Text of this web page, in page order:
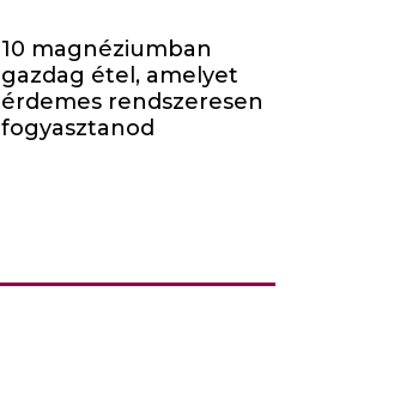
10 magnéziumban
gazdag étel, amelyet
érdemes rendszeresen
fogyasztanod